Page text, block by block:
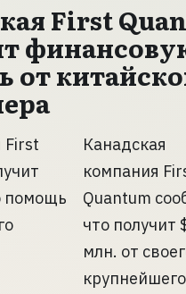
First
от
Канадская
компания
Quantum
что получит
млн. от
крупнейшего